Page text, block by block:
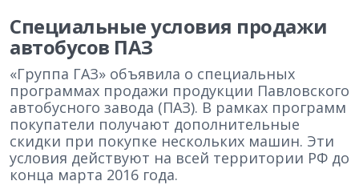
Специальные условия продажи
автобусов ПАЗ
«Группа ГАЗ» объявила о специальных
программах продажи продукции Павловского
автобусного завода (ПАЗ). В рамках программ
покупатели получают дополнительные
скидки при покупке нескольких машин. Эти
условия действуют на всей территории РФ до
конца марта 2016 года.